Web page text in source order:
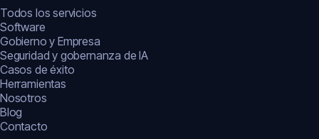
Todos los servicios
Software
Gobierno y Empresa
Seguridad y gobernanza de IA
Casos de éxito
Herramientas
Nosotros
Blog
Contacto